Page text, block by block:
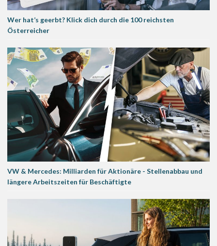
Wer hat’s geerbt? Klick dich durch die 100 reichsten
Österreicher
VW & Mercedes: Milliarden für Aktionäre - Stellenabbau und
längere Arbeitszeiten für Beschäftigte